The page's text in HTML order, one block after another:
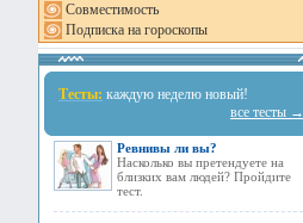
Совместимость
Подписка на гороскопы
Тесты: каждую неделю новый!
все тесты →
Ревнивы ли вы?
Насколько вы претендуете на
близких вам людей? Пройдите
тест.